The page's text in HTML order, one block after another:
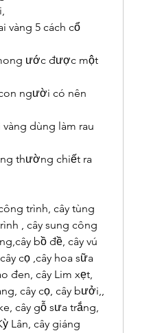
vàng 5 cách cổ
ước được một
người có nên
dùng làm rau
thường chiết ra
trình, cây tùng
, cây sung công
bồ đề, cây vú
cọ ,cây hoa sữa
đen, cây Lim xẹt,
cây cọ, cây bưởi,,
cây gỗ sưa trắng,
Lân, cây giáng